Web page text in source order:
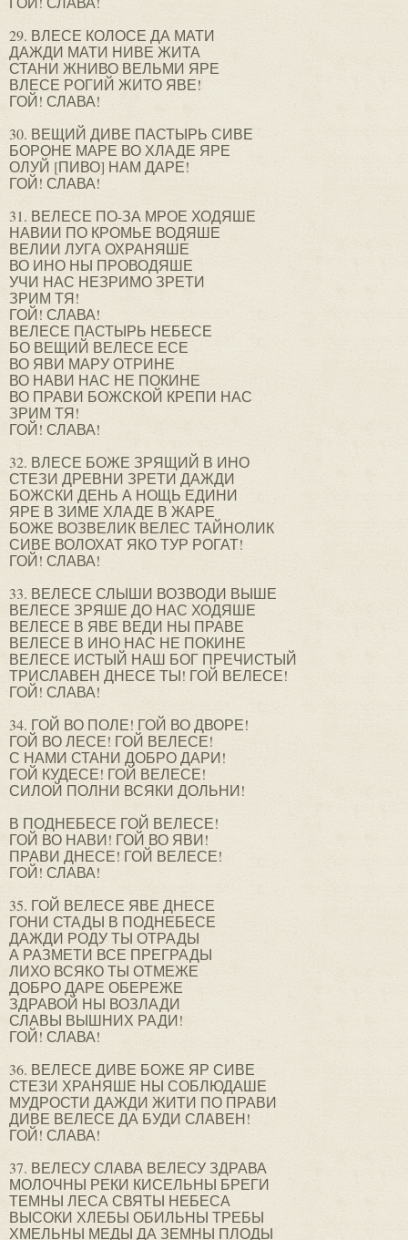
29. ВЛЕСЕ КОЛОСЕ ДА МАТИ
ДАЖДИ МАТИ НИВЕ ЖИТА
СТАНИ ЖНИВО ВЕЛЬМИ ЯРЕ
ВЛЕСЕ РОГИЙ ЖИТО ЯВЕ!
ГОЙ! СЛАВА!
30. ВЕЩИЙ ДИВЕ ПАСТЫРЬ СИВЕ
БОРОНЕ МАРЕ ВО ХЛАДЕ ЯРЕ
ОЛУЙ [ПИВО] НАМ ДАРЕ!
ГОЙ! СЛАВА!
31. ВЕЛЕСЕ ПО-ЗА МРОЕ ХОДЯШЕ
НАВИИ ПО КРОМЬЕ ВОДЯШЕ
ВЕЛИИ ЛУГА ОХРАНЯШЕ
ВО ИНО НЫ ПРОВОДЯШЕ
УЧИ НАС НЕЗРИМО ЗРЕТИ
ЗРИМ ТЯ!
ГОЙ! СЛАВА!
ВЕЛЕСЕ ПАСТЫРЬ НЕБЕСЕ
БО ВЕЩИЙ ВЕЛЕСЕ ЕСЕ
ВО ЯВИ МАРУ ОТРИНЕ
ВО НАВИ НАС НЕ ПОКИНЕ
ВО ПРАВИ БОЖСКОЙ КРЕПИ НАС
ЗРИМ ТЯ!
ГОЙ! СЛАВА!
32. ВЛЕСЕ БОЖЕ ЗРЯЩИЙ В ИНО
СТЕЗИ ДРЕВНИ ЗРЕТИ ДАЖДИ
БОЖСКИ ДЕНЬ А НОЩЬ ЕДИНИ
ЯРЕ В ЗИМЕ ХЛАДЕ В ЖАРЕ
БОЖЕ ВОЗВЕЛИК ВЕЛЕС ТАЙНОЛИК
СИВЕ ВОЛОХАТ ЯКО ТУР РОГАТ!
ГОЙ! СЛАВА!
33. ВЕЛЕСЕ СЛЫШИ ВОЗВОДИ ВЫШЕ
ВЕЛЕСЕ ЗРЯШЕ ДО НАС ХОДЯШЕ
ВЕЛЕСЕ В ЯВЕ ВЕДИ НЫ ПРАВЕ
ВЕЛЕСЕ В ИНО НАС НЕ ПОКИНЕ
ВЕЛЕСЕ ИСТЫЙ НАШ БОГ ПРЕЧИСТЫЙ
ТРИСЛАВЕН ДНЕСЕ ТЫ! ГОЙ ВЕЛЕСЕ!
ГОЙ! СЛАВА!
34. ГОЙ ВО ПОЛЕ! ГОЙ ВО ДВОРЕ!
ГОЙ ВО ЛЕСЕ! ГОЙ ВЕЛЕСЕ!
С НАМИ СТАНИ ДОБРО ДАРИ!
ГОЙ КУДЕСЕ! ГОЙ ВЕЛЕСЕ!
СИЛОЙ ПОЛНИ ВСЯКИ ДОЛЬНИ!
В ПОДНЕБЕСЕ ГОЙ ВЕЛЕСЕ!
ГОЙ ВО НАВИ! ГОЙ ВО ЯВИ!
ПРАВИ ДНЕСЕ! ГОЙ ВЕЛЕСЕ!
ГОЙ! СЛАВА!
35. ГОЙ ВЕЛЕСЕ ЯВЕ ДНЕСЕ
ГОНИ СТАДЫ В ПОДНЕБЕСЕ
ДАЖДИ РОДУ ТЫ ОТРАДЫ
А РАЗМЕТИ ВСЕ ПРЕГРАДЫ
ЛИХО ВСЯКО ТЫ ОТМЕЖЕ
ДОБРО ДАРЕ ОБЕРЕЖЕ
ЗДРАВОЙ НЫ ВОЗЛАДИ
СЛАВЫ ВЫШНИХ РАДИ!
ГОЙ! СЛАВА!
36. ВЕЛЕСЕ ДИВЕ БОЖЕ ЯР СИВЕ
СТЕЗИ ХРАНЯШЕ НЫ СОБЛЮДАШЕ
МУДРОСТИ ДАЖДИ ЖИТИ ПО ПРАВИ
ДИВЕ ВЕЛЕСЕ ДА БУДИ СЛАВЕН!
ГОЙ! СЛАВА!
37. ВЕЛЕСУ СЛАВА ВЕЛЕСУ ЗДРАВА
МОЛОЧНЫ РЕКИ КИСЕЛЬНЫ БРЕГИ
ТЕМНЫ ЛЕСА СВЯТЫ НЕБЕСА
ВЫСОКИ ХЛЕБЫ ОБИЛЬНЫ ТРЕБЫ
ХМЕЛЬНЫ МЕДЫ ДА ЗЕМНЫ ПЛОДЫ